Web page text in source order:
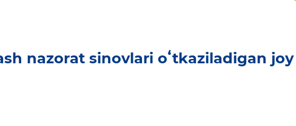
nazorat sinovlari oʻtkaziladigan joy